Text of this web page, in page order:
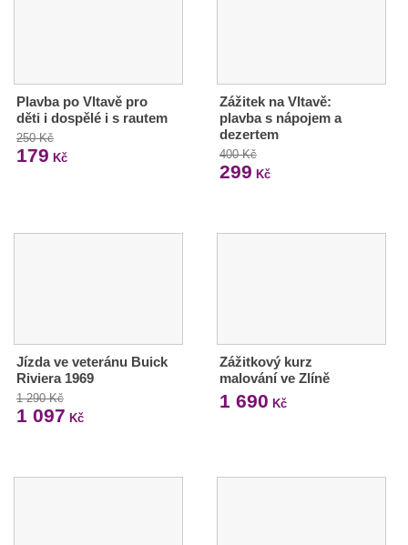
Plavba po Vltavě pro
děti i dospělé i s rautem
250 Kč
179 Kč
Zážitek na Vltavě:
plavba s nápojem a
dezertem
400 Kč
299 Kč
Jízda ve veteránu Buick
Riviera 1969
1 290 Kč
1 097 Kč
Zážitkový kurz
malování ve Zlíně
1 690 Kč